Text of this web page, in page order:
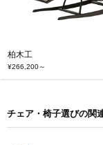
柏木工
¥266,200～
チェア・椅子選びの関